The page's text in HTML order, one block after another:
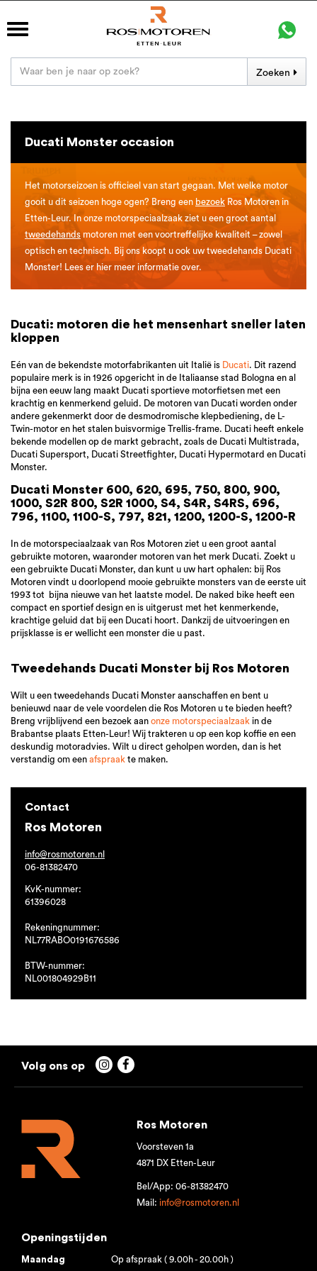
Zoeken
Ducati Monster occasion
Het motorseizoen is officieel van start gegaan. Met welke motor
gooit u dit seizoen hoge ogen? Breng een bezoek Ros Motoren in
Etten-Leur. In onze motorspeciaalzaak ziet u een groot aantal
tweedehandsmotoren met een voortreffelijke kwaliteit – zowel
optisch en technisch. Bij ons koopt u ook uw tweedehands Ducati
Monster! Lees er hier meer informatie over.
Ducati: motoren die het mensenhart sneller laten
kloppen
Eén van de bekendste motorfabrikanten uit Italië is Ducati. Dit razend
populaire merk is in 1926 opgericht in de Italiaanse stad Bologna en al
bijna een eeuw lang maakt Ducati sportieve motorfietsen met een
krachtig en kenmerkend geluid. De motoren van Ducati worden onder
andere gekenmerkt door de desmodromische klepbediening, de L-
Twin-motor en het stalen buisvormige Trellis-frame. Ducati heeft enkele
bekende modellen op de markt gebracht, zoals de Ducati Multistrada,
Ducati Supersport, Ducati Streetfighter, Ducati Hypermotard en Ducati
Monster.
Ducati Monster 600, 620, 695, 750, 800, 900,
1000, S2R 800, S2R 1000, S4, S4R, S4RS, 696,
796, 1100, 1100-S, 797, 821, 1200, 1200-S, 1200-R
In de motorspeciaalzaak van Ros Motoren ziet u een groot aantal
gebruikte motoren, waaronder motoren van het merk Ducati. Zoekt u
een gebruikte Ducati Monster, dan kunt u uw hart ophalen: bij Ros
Motoren vindt u doorlopend mooie gebruikte monsters van de eerste uit
1993 tot bijna nieuwe van het laatste model. De naked bike heeft een
compact en sportief design en is uitgerust met het kenmerkende,
krachtige geluid dat bij een Ducati hoort. Dankzij de uitvoeringen en
prijsklasse is er wellicht een monster die u past.
Tweedehands Ducati Monster bij Ros Motoren
Wilt u een tweedehands Ducati Monster aanschaffen en bent u
benieuwd naar de vele voordelen die Ros Motoren u te bieden heeft?
Breng vrijblijvend een bezoek aan onze motorspeciaalzaak in de
Brabantse plaats Etten-Leur! Wij trakteren u op een kop koffie en een
deskundig motoradvies. Wilt u direct geholpen worden, dan is het
verstandig om een afspraak te maken.
Contact
Ros Motoren
info@rosmotoren.nl
06-81382470
KvK-nummer:
61396028
Rekeningnummer:
NL77RABO0191676586
BTW-nummer:
NL001804929B11
 
Ros Motoren
Voorsteven 1a
4871 DX Etten-Leur
Bel/App: 06-81382470
Mail:info@rosmotoren.nl
Openingstijden
Maandag Op afspraak ( 9.00h - 20.00h )